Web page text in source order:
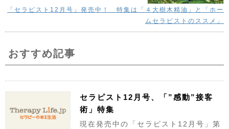
「セラピスト12月号」発売中！ 特集は「４大樹木精油」と「ホー
ムセラピストのススメ」
おすすめ記事
セラピスト12月号、「”感動”接客
術」特集
現在発売中の「セラピスト12月号」第